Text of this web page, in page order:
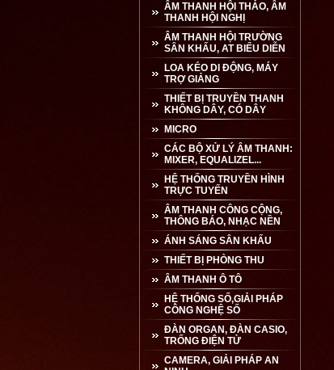
ÂM THANH HỘI THẢO, ÂM
THANH HỘI NGHỊ
ÂM THANH HỘI TRƯỜNG
SÂN KHẤU, AT BIỂU DIỄN
LOA KÉO DI ĐỘNG, MÁY
TRỢ GIẢNG
THIẾT BỊ TRUYỀN THANH
KHÔNG DÂY, CÓ DÂY
MICRO
CÁC BỘ XỬ LÝ ÂM THANH:
MIXER, EQUALIZEL...
HỆ THỐNG TRUYỀN HÌNH
TRỰC TUYẾN
ÂM THANH CÔNG CỘNG,
THÔNG BÁO, NHẠC NỀN
ÁNH SÁNG SÂN KHẤU
THIẾT BỊ PHÒNG THU
ÂM THANH Ô TÔ
HỆ THỐNG SỐ,GIẢI PHÁP
CÔNG NGHỆ SỐ
ĐÀN ORGAN, ĐÀN CASIO,
TRỐNG ĐIỆN TỬ
CAMERA, GIẢI PHÁP AN